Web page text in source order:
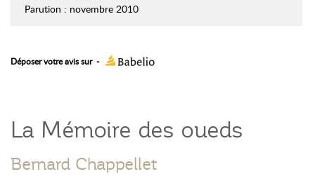
Parution : novembre 2010
Déposer votre avis sur -
La Mémoire des oueds
Bernard Chappellet